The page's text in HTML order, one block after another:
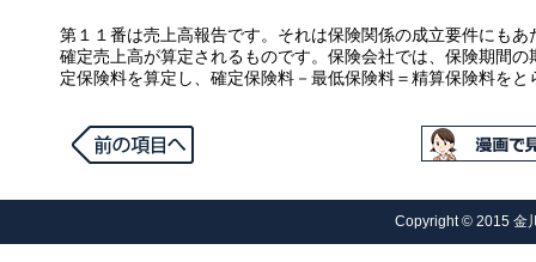
第１１番は売上高報告です。それは保険関係の成立要件にも
確定売上高が算定されるものです。保険会社では、保険期間
定保険料を算定し、確定保険料－最低保険料＝精算保険料を
Copyright © 2015 金